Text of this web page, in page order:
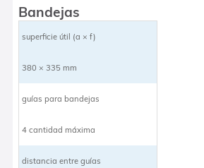
Bandejas
superficie útil (a × f)
380 × 335 mm
guías para bandejas
4 cantidad máxima
distancia entre guías